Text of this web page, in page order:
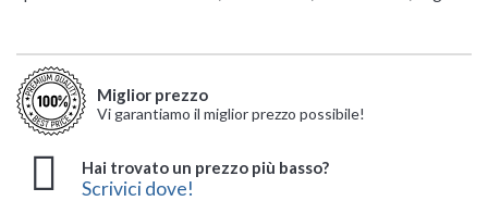
Miglior prezzo
Vi garantiamo il miglior prezzo possibile!
Hai trovato un prezzo più basso?
Scrivici dove!